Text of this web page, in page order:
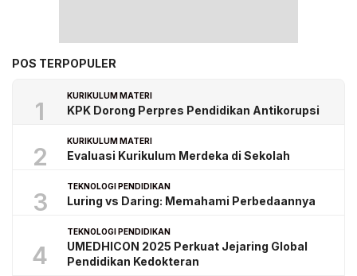
POS TERPOPULER
1
KURIKULUM MATERI
KPK Dorong Perpres Pendidikan Antikorupsi
2
KURIKULUM MATERI
Evaluasi Kurikulum Merdeka di Sekolah
3
TEKNOLOGI PENDIDIKAN
Luring vs Daring: Memahami Perbedaannya
4
TEKNOLOGI PENDIDIKAN
UMEDHICON 2025 Perkuat Jejaring Global
Pendidikan Kedokteran